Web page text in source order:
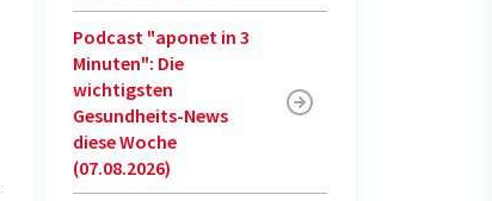
Podcast "aponet in 3
Minuten": Die
wichtigsten
Gesundheits-News
diese Woche
(07.08.2026)